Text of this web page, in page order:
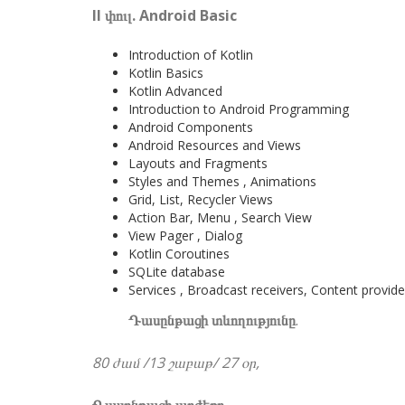
II փուլ. Android Basic
Introduction of Kotlin
Kotlin Basics
Kotlin Advanced
Introduction to Android Programming
Android Components
Android Resources and Views
Layouts and Fragments
Styles and Themes , Animations
Grid, List, Recycler Views
Action Bar, Menu , Search View
View Pager , Dialog
Kotlin Coroutines
SQLite database
Services , Broadcast receivers, Content
Դասընթացի տևողությունը.
80 ժամ /13 շաբաթ/ 27 օր,